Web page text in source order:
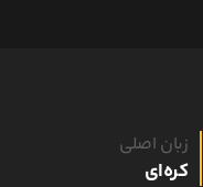
زبان اصلی
کره‌ای